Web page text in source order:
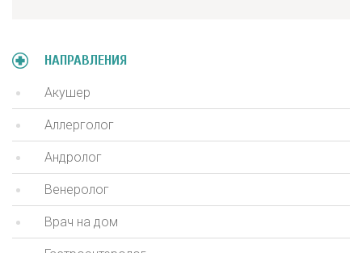
НАПРАВЛЕНИЯ
Акушер
Аллерголог
Андролог
Венеролог
Врач на дом